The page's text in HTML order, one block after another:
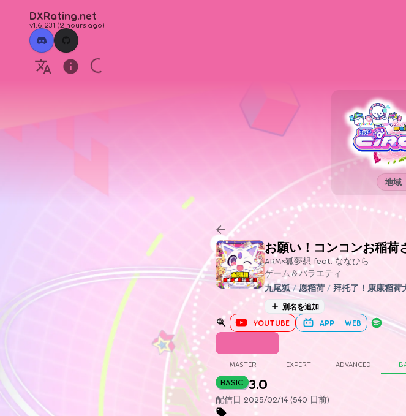
DXRating.net
v1.6.231 (2 hours ago)
地域
お願い！コンコンお稲荷
ARM×狐夢想 feat. ななひら
ゲーム＆バラエティ
九尾狐 / 愿稻荷 / 拜托了！康康稻荷
別名を追加
YOUTUBE APP WEB
MASTER EXPERT ADVANCED
BASIC 3.0
配信日 2025/02/14 (540 日前)